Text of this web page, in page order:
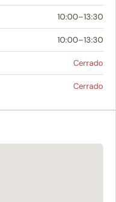
10:00–13:30
10:00–13:30
Cerrado
Cerrado